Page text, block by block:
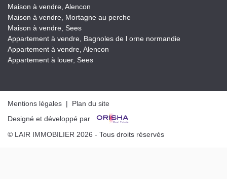
Maison à vendre, Alencon
Maison à vendre, Mortagne au perche
Maison à vendre, Sees
Appartement à vendre, Bagnoles de l orne normandie
Appartement à vendre, Alencon
Appartement à louer, Sees
Mentions légales | Plan du site
Designé et développé par
© LAIR IMMOBILIER 2026 - Tous droits réservés